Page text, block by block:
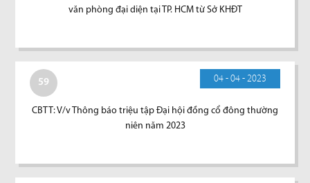
văn phòng đại diện tại TP. HCM từ Sở KHĐT
59 04 - 04 - 2023
CBTT: V/v Thông báo triệu tập Đại hội đồng cổ đông thường
niên năm 2023